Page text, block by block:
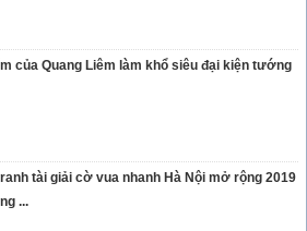
của Quang Liêm làm khổ siêu đại kiện tướng
tài giải cờ vua nhanh Hà Nội mở rộng 2019
...